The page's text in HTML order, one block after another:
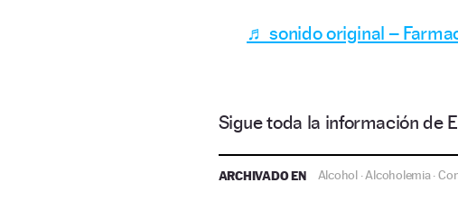
♬ sonido original –
Sigue toda la información de
ARCHIVADO EN Alcohol·Alcoholemia·